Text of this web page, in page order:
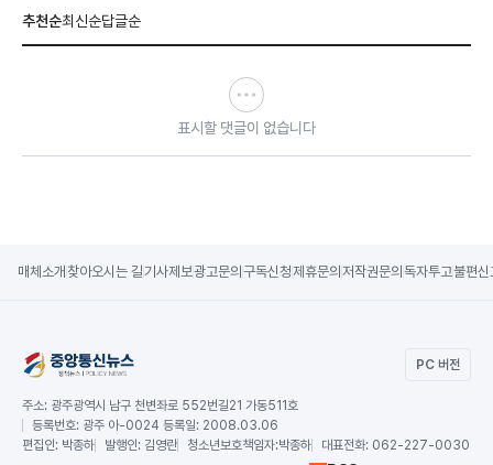
추천순최신순답글순
표시할 댓글이 없습니다
매체소개 찾아오시는 길기사제보광고문의 구독신청제휴문의 저작권문의 독자투고불편신
PC 버전
주소: 광주광역시 남구 천변좌로 552번길21 가동511호
등록번호: 광주 아-0024 등록일: 2008.03.06
편집인: 박종하 발행인: 김영란 청소년보호책임자:박종하 대표전화: 062-227-0030